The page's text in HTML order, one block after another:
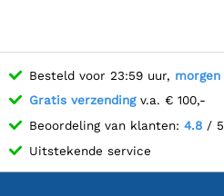
Besteld voor 23:59 uur, morgen
Gratis verzendingv.a. € 100,-
Beoordeling van klanten: 4.8 / 5
Uitstekende service